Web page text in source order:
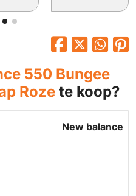
550 Bungee
Roze te koop?
New balance